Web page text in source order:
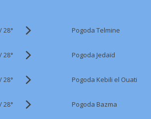
/28° Pogoda Telmine
/28° Pogoda Jedaïd
/28° Pogoda Kebili el Ouati
/28° Pogoda Bazma